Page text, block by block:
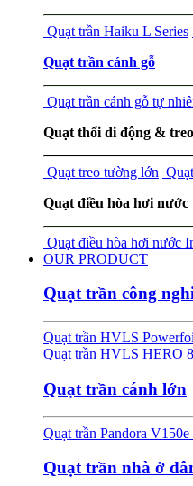
Quạt trần Haiku L Series
Quạt trần cánh gỗ
Quạt trần cánh gỗ tự
Quạt thổi di động &
Quạt treo tường lớn
Quạt điều hòa hơi nước
Quạt điều hòa hơi nước
OUR PRODUCT
Quạt trần công
Quạt trần HVLS
Quạt trần HVLS HERO 8
Quạt trần cánh lớn
Quạt trần Pandora V150e
Quạt trần nhà ở